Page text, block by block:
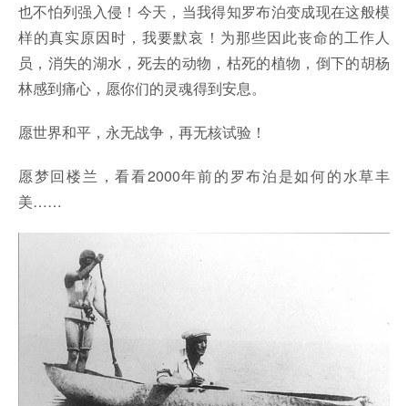
也不怕列强入侵！今天，当我得知罗布泊变成现在这般模
样的真实原因时，我要默哀！为那些因此丧命的工作人
员，消失的湖水，死去的动物，枯死的植物，倒下的胡杨
林感到痛心，愿你们的灵魂得到安息。
愿世界和平，永无战争，再无核试验！
愿梦回楼兰，看看2000年前的罗布泊是如何的水草丰
美……